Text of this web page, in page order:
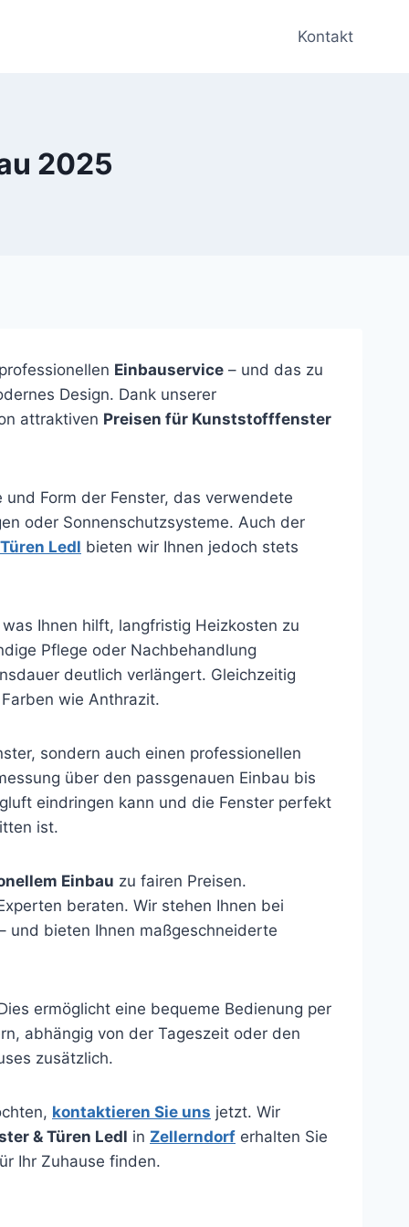
Kontakt
2025
Einbauservice – und das zu
Design. Dank unserer
attraktiven Preisen für Kunststofffenster
Form der Fenster, das verwendete
oder Sonnenschutzsysteme. Auch der
Ledl bieten wir Ihnen jedoch stets
was Ihnen hilft, langfristig Heizkosten zu
Pflege oder Nachbehandlung
deutlich verlängert. Gleichzeitig
wie Anthrazit.
sondern auch einen professionellen
über den passgenauen Einbau bis
eindringen kann und die Fenster perfekt
ist.
Einbau zu fairen Preisen.
beraten. Wir stehen Ihnen bei
und bieten Ihnen maßgeschneiderte
ermöglicht eine bequeme Bedienung per
abhängig von der Tageszeit oder den
zusätzlich.
kontaktieren Sie uns jetzt. Wir
& Türen Ledl in Zellerndorf erhalten Sie
Ihr Zuhause finden.